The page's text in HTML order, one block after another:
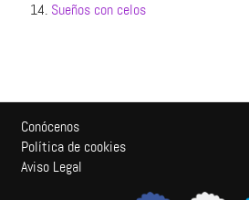
14. Sueños con celos
Conócenos
Política de cookies
Aviso Legal